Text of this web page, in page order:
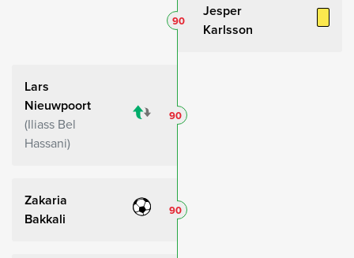
Jesper
Karlsson
90
Lars
Nieuwpoort
Iliass Bel
Hassani
90
Zakaria
Bakkali
90